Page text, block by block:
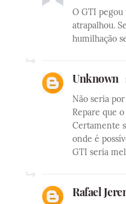
O GTI
atrapalhou.
humilhação
Unknown
Não seria
Repare que
Certamente
onde é
GTI seria
Rafael